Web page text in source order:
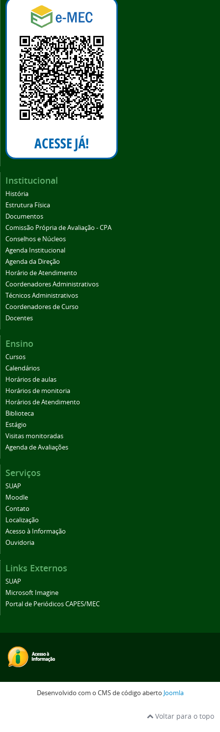
Institucional
História
Estrutura Física
Documentos
Comissão Própria de Avaliação - CPA
Conselhos e Núcleos
Agenda Institucional
Agenda da Direção
Horário de Atendimento
Coordenadores Administrativos
Técnicos Administrativos
Coordenadores de Curso
Docentes
Ensino
Cursos
Calendários
Horários de aulas
Horários de monitoria
Horários de Atendimento
Biblioteca
Estágio
Visitas monitoradas
Agenda de Avaliações
Serviços
SUAP
Moodle
Contato
Localização
Acesso à Informação
Ouvidoria
Links Externos
SUAP
Microsoft Imagine
Portal de Periódicos CAPES/MEC
Desenvolvido com o CMS de código aberto Joomla
Voltar para o topo